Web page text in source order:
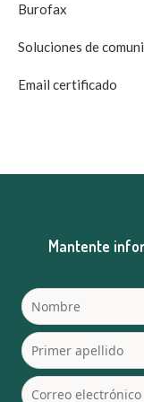
Burofax
Soluciones de
Email certificado
Mantente